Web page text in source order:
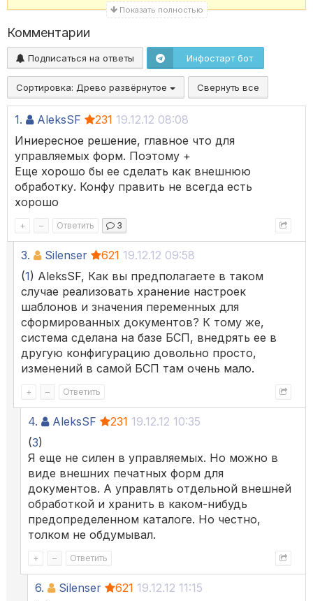
Показать полностью
Комментарии
Подписаться на ответы Инфостарт бот
Сортировка: Древо развёрнутое Свернуть все
1. AleksSF 231 19.12.12 08:08
Иниересное решение, главное что для
управляемых форм. Поэтому +
Еще хорошо бы ее сделать как внешнюю
обработку. Конфу править не всегда есть
хорошо
+ – Ответить 3
3. Silenser 621 19.12.12 09:58
(1) AleksSF, Как вы предполагаете в таком
случае реализовать хранение настроек
шаблонов и значения переменных для
сформированных документов? К тому же,
система сделана на базе БСП, внедрять ее в
другую конфигурацию довольно просто,
изменений в самой БСП там очень мало.
+ – Ответить
4. AleksSF 231 19.12.12 10:35
(3)
Я еще не силен в управляемых. Но можно в
виде внешних печатных форм для
документов. А управлять отдельной внешней
обработкой и хранить в каком-нибудь
предопределенном каталоге. Но честно,
толком не обдумывал.
+ – Ответить
6. Silenser 621 19.12.12 11:15